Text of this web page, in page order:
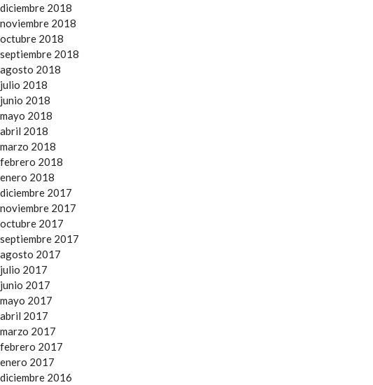
diciembre 2018
noviembre 2018
octubre 2018
septiembre 2018
agosto 2018
julio 2018
junio 2018
mayo 2018
abril 2018
marzo 2018
febrero 2018
enero 2018
diciembre 2017
noviembre 2017
octubre 2017
septiembre 2017
agosto 2017
julio 2017
junio 2017
mayo 2017
abril 2017
marzo 2017
febrero 2017
enero 2017
diciembre 2016